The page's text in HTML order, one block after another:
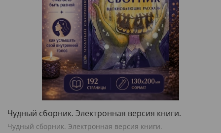
Чудный сборник. Электронная версия книги.
Чудный сборник. Электронная версия книги.